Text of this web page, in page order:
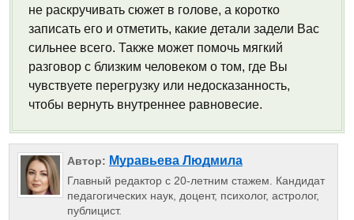
не раскручивать сюжет в голове, а коротко
записать его и отметить, какие детали задели Вас
сильнее всего. Также может помочь мягкий
разговор с близким человеком о том, где Вы
чувствуете перегрузку или недосказанность,
чтобы вернуть внутреннее равновесие.
Автор: Муравьева Людмила
Главный редактор с 20-летним стажем. Кандидат
педагогических наук, доцент, психолог, астролог,
публицист.